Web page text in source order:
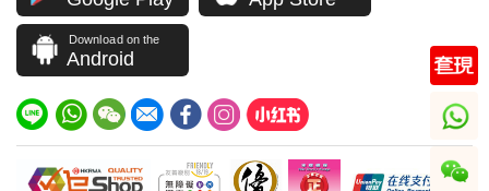
Download on the
Android
whatsapp